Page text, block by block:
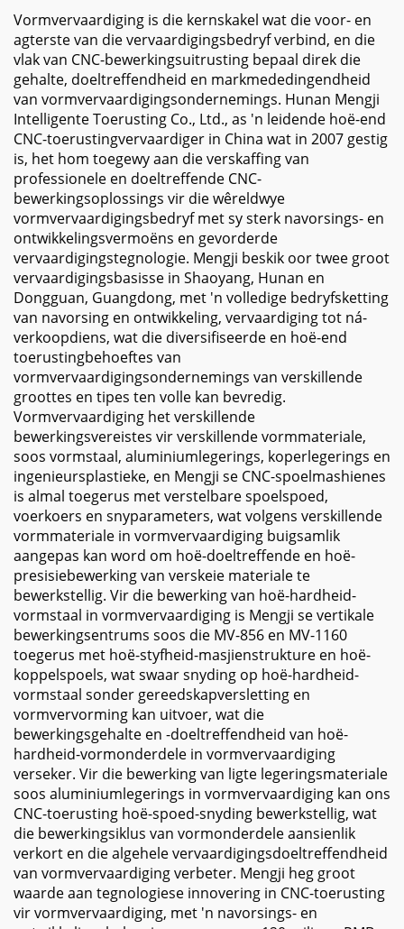
Raamontwerp
Vormvervaardiging is die kernskakel wat die voor- en
agterste van die vervaardigingsbedryf verbind, en die
vlak van CNC-bewerkingsuitrusting bepaal direk die
gehalte, doeltreffendheid en markmededingendheid
van vormvervaardigingsondernemings. Hunan Mengji
Intelligente Toerusting Co., Ltd., as 'n leidende hoë-end
CNC-toerustingvervaardiger in China wat in 2007 gestig
is, het hom toegewy aan die verskaffing van
professionele en doeltreffende CNC-
bewerkingsoplossings vir die wêreldwye
vormvervaardigingsbedryf met sy sterk navorsings- en
ontwikkelingsvermoëns en gevorderde
vervaardigingstegnologie. Mengji beskik oor twee groot
vervaardigingsbasisse in Shaoyang, Hunan en
Dongguan, Guangdong, met 'n volledige bedryfsketting
van navorsing en ontwikkeling, vervaardiging tot ná-
verkoopdiens, wat die diversifiseerde en hoë-end
toerustingbehoeftes van
vormvervaardigingsondernemings van verskillende
groottes en tipes ten volle kan bevredig.
Vormvervaardiging het verskillende
bewerkingsvereistes vir verskillende vormmateriale,
soos vormstaal, aluminiumlegerings, koperlegerings en
ingenieursplastieke, en Mengji se CNC-spoelmashienes
is almal toegerus met verstelbare spoelspoed,
voerkoers en snyparameters, wat volgens verskillende
vormmateriale in vormvervaardiging buigsamlik
aangepas kan word om hoë-doeltreffende en hoë-
presisiebewerking van verskeie materiale te
bewerkstellig. Vir die bewerking van hoë-hardheid-
vormstaal in vormvervaardiging is Mengji se vertikale
bewerkingsentrums soos die MV-856 en MV-1160
toegerus met hoë-styfheid-masjienstrukture en hoë-
koppelspoels, wat swaar snyding op hoë-hardheid-
vormstaal sonder gereedskapversletting en
vormvervorming kan uitvoer, wat die
bewerkingsgehalte en -doeltreffendheid van hoë-
hardheid-vormonderdele in vormvervaardiging
verseker. Vir die bewerking van ligte legeringsmateriale
soos aluminiumlegerings in vormvervaardiging kan ons
CNC-toerusting hoë-spoed-snyding bewerkstellig, wat
die bewerkingsiklus van vormonderdele aansienlik
verkort en die algehele vervaardigingsdoeltreffendheid
van vormvervaardiging verbeter. Mengji heg groot
waarde aan tegnologiese innovering in CNC-toerusting
vir vormvervaardiging, met 'n navorsings- en